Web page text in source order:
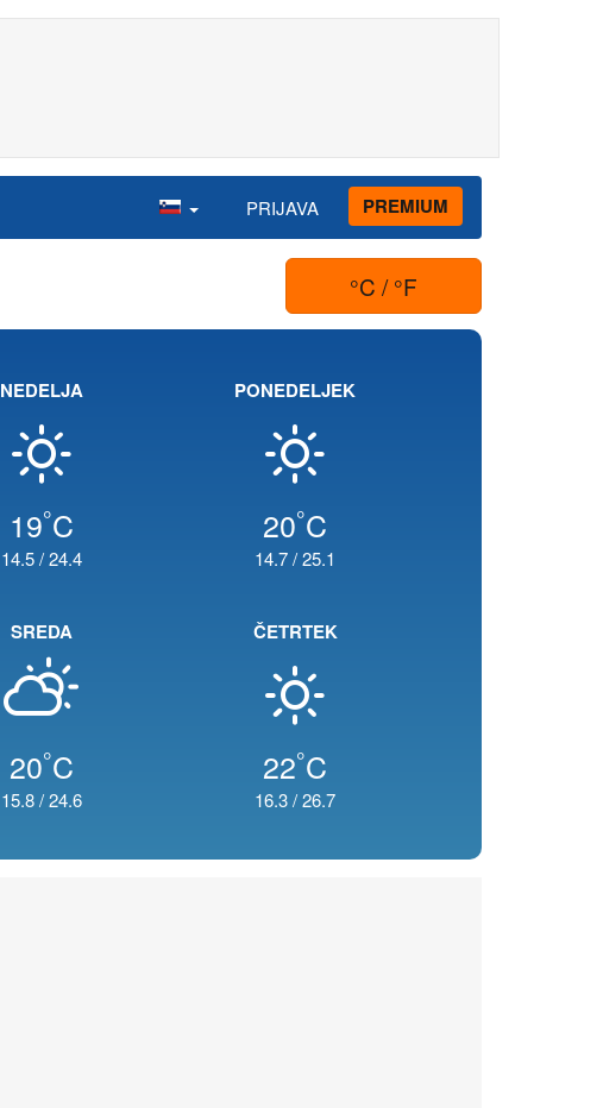
PRIJAVA PREMIUM
°C / °F
NEDELJA
19°C
14.5/24.4
PONEDELJEK
20°C
14.7/25.1
SREDA
20°C
15.8/24.6
ČETRTEK
22°C
16.3/26.7